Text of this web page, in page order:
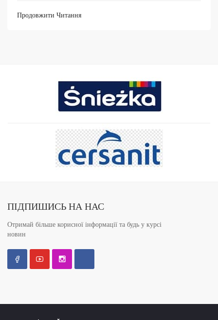
Продовжити Читання
ПІДПИШИСЬ НА НАС
Отримай більше корисної інформації та будь у курсі
новин